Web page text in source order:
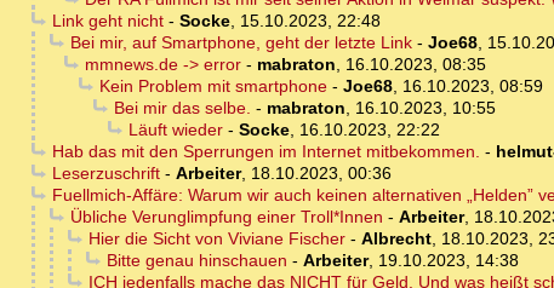
Link geht nicht- Socke, 15.10.2023, 22:48
Bei mir, auf Smartphone, geht der letzte Link- Joe68,
mmnews.de -> error- mabraton, 16.10.2023, 08:35
Kein Problem mit smartphone- Joe68, 16.10.2023, 08:59
Bei mir das selbe. - mabraton, 16.10.2023, 10:55
Läuft wieder- Socke, 16.10.2023, 22:22
Hab das mit den Sperrungen im Internet mitbekommen. -
Leserzuschrift- Arbeiter, 18.10.2023, 00:36
Fuellmich-Affäre: Warum wir auch keinen alternativen „Helden”
Übliche Verunglimpfung einer Troll*Innen - Arbeiter,
Hier die Sicht von Viviane Fischer- Albrecht, 18.10.2023,
Bitte genau hinschauen - Arbeiter, 19.10.2023, 14:38
ICH jedenfalls mache das NICHT für Geld. Und was heißt